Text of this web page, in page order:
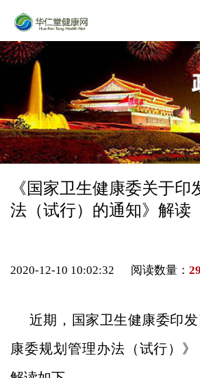
首 页
走进华仁堂
连锁加盟
案例分享
会员中心
《国家卫生健康委关于印
法（试行）的通知》解读
2020-12-10 10:02:32 阅读数量：
近期，国家卫生健康委印
康委规划管理办法（试行）